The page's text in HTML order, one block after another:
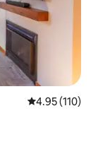
Calificación
4.95 (110)